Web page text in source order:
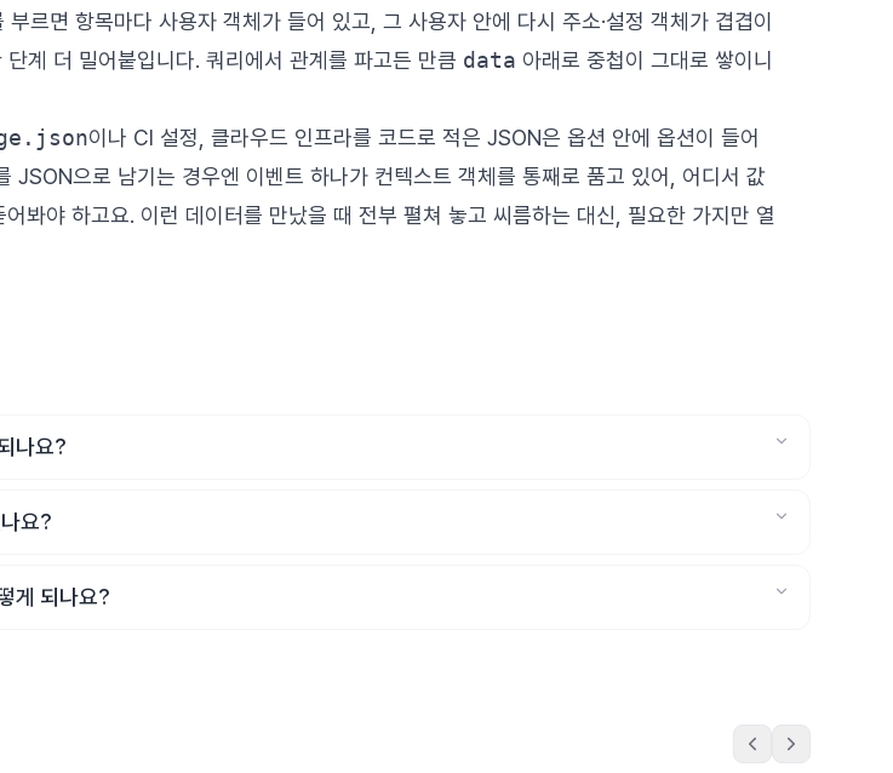
르면 항목마다 사용자 객체가 들어 있고, 그 사용자 안에 다시 주소·설정 객체가 겹겹이
계 더 밀어붙입니다. 쿼리에서 관계를 파고든 만큼 data 아래로 중첩이 그대로 쌓이니
이나 CI 설정, 클라우드 인프라를 코드로 적은 JSON은 옵션 안에 옵션이 들어
JSON으로 남기는 경우엔 이벤트 하나가 컨텍스트 객체를 통째로 품고 있어, 어디서 값
봐야 하고요. 이런 데이터를 만났을 때 전부 펼쳐 놓고 씨름하는 대신, 필요한 가지만 열
나요?
요?
게 되나요?